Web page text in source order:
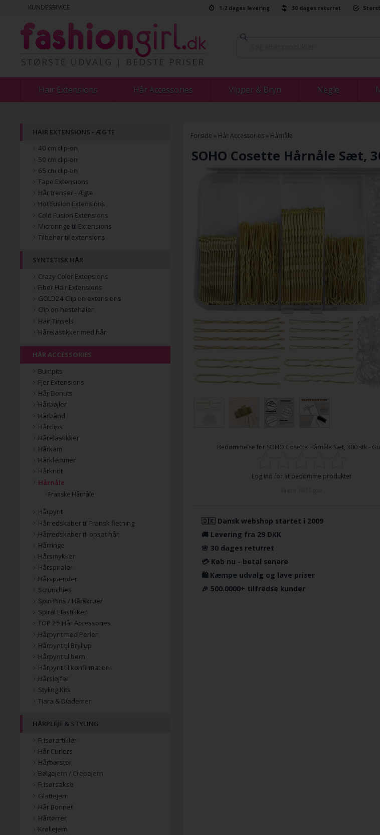
KUNDESERVICE 1-2 dages levering 30 dages returret
Hair Extensions Hår Accessories Vipper & Bryn Negle
Forside » Hår Accessories» Hårnåle
SOHO Cosette Hårnåle Sæt,
Bedømmelse for SOHO Cosette Hårnåle Sæt, 300 stk -
Log ind for at bedømme produktet
🇩🇰 Dansk webshop startet i 2009
🚚 Levering fra 29 DKK
🌸 30 dages returret
💳 Køb nu - betal senere
🛍️ Kæmpe udvalg og lave priser
🎉 500.0000+ tilfredse kunder
HAIR EXTENSIONS - ÆGTE
40 cm clip-on
50 cm clip-on
65 cm clip-on
Tape Extensions
Hår trenser - Ægte
Hot Fusion Extensions
Cold Fusion Extensions
Microringe til Extensions
Tilbehør til extensions
SYNTETISK HÅR
Crazy Color Extensions
Fiber Hair Extensions
GOLD24 Clip on extensions
Clip on hestehaler
Hair Tinsels
Hårelastikker med hår
HÅR ACCESSORIES
Bumpits
Fjer Extensions
Hår Donuts
Hårbøjler
Hårbånd
Hårclips
Hårelastikker
Hårkam
Hårklemmer
Hårkridt
Hårnåle
Franske Hårnåle
Hårpynt
Hårredskaber til Fransk fletning
Hårredskaber til opsat hår
Hårringe
Hårsmykker
Hårspiraler
Hårspænder
Scrunchies
Spin Pins / Hårskruer
Spiral Elastikker
TOP 25 Hår Accessories
Hårpynt med Perler
Hårpynt til Bryllup
Hårpynt til børn
Hårpynt til konfirmation
Hårsløjfer
Styling Kits
Tiara & Diademer
HÅRPLEJE & STYLING
Frisørartikler
Hår Curlers
Hårbørster
Bølgejern / Crepejern
Frisørsakse
Glattejern
Hår Bonnet
Hårtørrer
Krøllejern